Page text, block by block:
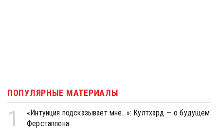
ПОПУЛЯРНЫЕ МАТЕРИАЛЫ
1
«Интуиция подсказывает мне...»: Култхард — о будущем
Ферстаппена